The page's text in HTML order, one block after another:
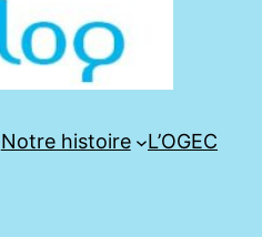
Notre histoire L’OGEC